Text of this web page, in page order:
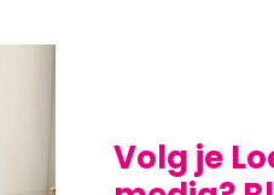
Volg je